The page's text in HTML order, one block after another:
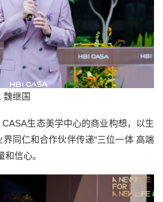
继国
生态美学中心的商业构想，以生
同仁和合作伙伴传递“三位一体 高端
信心。